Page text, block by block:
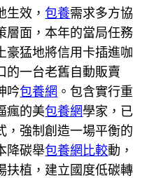
生效，包養需求多方協
層面，本年的當局任務
豪猛地將信用卡插進咖
的一台老舊自動販賣
吟包養網 。包含實行重
瘋的美包養網學家，已
，強制創造一場平衡的
降碳舉包養網比較動，
扶植，建立國度低碳轉